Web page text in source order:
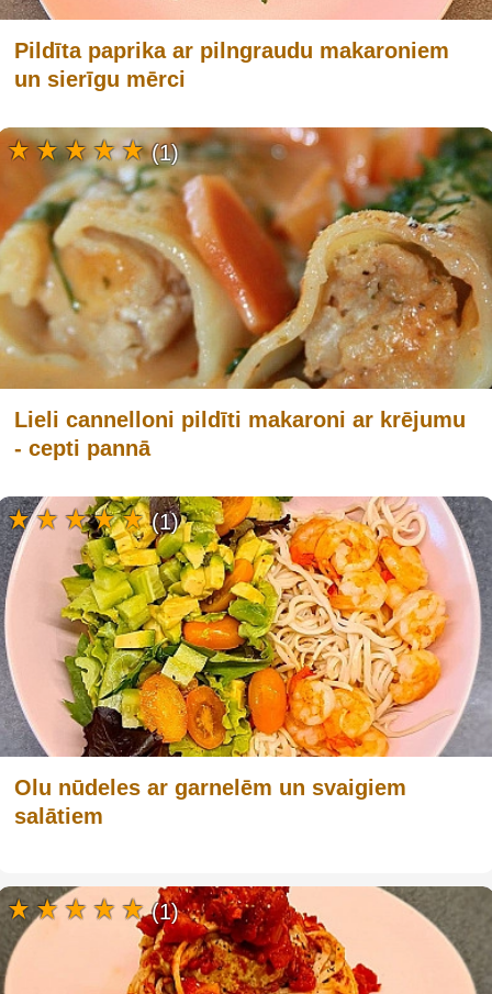
Pildīta paprika ar pilngraudu makaroniem
un sierīgu mērci
Lieli cannelloni pildīti makaroni ar krējumu
- cepti pannā
(1)
Olu nūdeles ar garnelēm un svaigiem
salātiem
(1)
(1)